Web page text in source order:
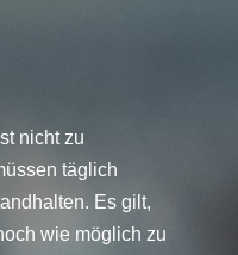
nicht zu
täglich
Es gilt,
wie möglich zu